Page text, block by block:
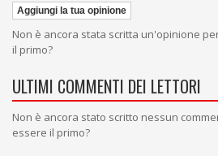
Aggiungi la tua opinione
Non è ancora stata scritta un'opinione
il primo?
ULTIMI COMMENTI DEI LETTORI
Non è ancora stato scritto nessun
essere il primo?